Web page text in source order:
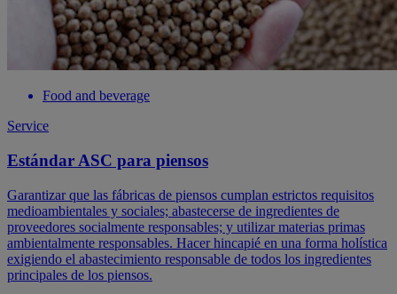
Food and beverage
Service
Estándar ASC para piensos
Garantizar que las fábricas de piensos cumplan estrictos requisitos
medioambientales y sociales; abastecerse de ingredientes de
proveedores socialmente responsables; y utilizar materias primas
ambientalmente responsables. Hacer hincapié en una forma holística
exigiendo el abastecimiento responsable de todos los ingredientes
principales de los piensos.